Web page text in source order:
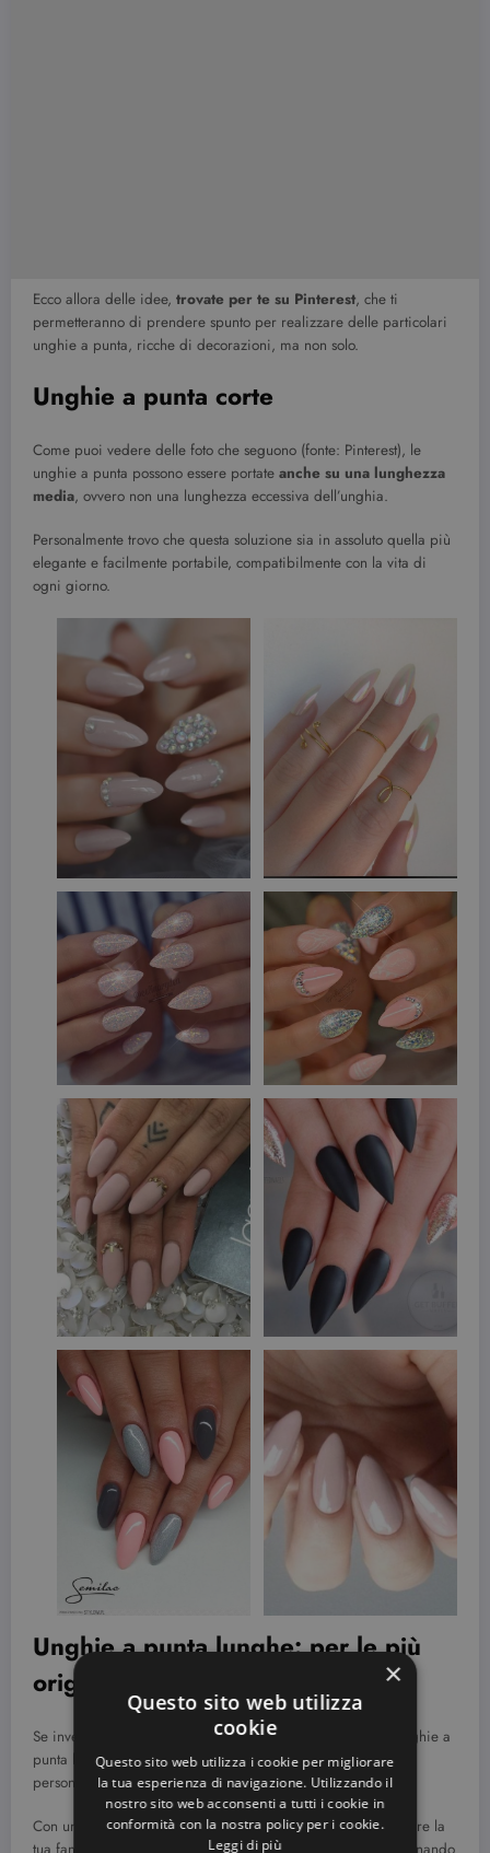
Ecco allora delle idee, trovate per te su Pinterest, che ti
permetteranno di prendere spunto per realizzare delle particolari
unghie a punta, ricche di decorazioni, ma non solo.
Unghie a punta corte
Come puoi vedere delle foto che seguono (fonte: Pinterest), le
unghie a punta possono essere portate anche su una lunghezza
media, ovvero non una lunghezza eccessiva dell’unghia.
Personalmente trovo che questa soluzione sia in assoluto quella più
elegante e facilmente portabile, compatibilmente con la vita di
ogni giorno.
Unghie a punta lunghe: per le più
originali!
Se invece ami osare, nella vita e nella manicure, allora le unghie a
punta lunghe sono la soluzione che più si addice alla tua
personalità.
Con una lunghezza così ampia, avrai la possibilità di sbizzarre la
×
Questo sito web utilizza
cookie
Questo sito web utilizza i cookie per migliorare
la tua esperienza di navigazione. Utilizzando il
nostro sito web acconsenti a tutti i cookie in
conformità con la nostra policy per i cookie.
Leggi di più